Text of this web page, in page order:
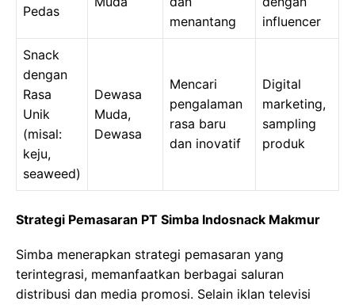
Pedas
menantang
influencer
Snack
dengan
Rasa
Unik
(misal:
keju,
seaweed)
Dewasa
Muda,
Dewasa
Mencari
pengalaman
rasa baru
dan inovatif
Digital
marketing,
sampling
produk
Strategi Pemasaran PT Simba Indosnack Makmur
Simba menerapkan strategi pemasaran yang
terintegrasi, memanfaatkan berbagai saluran
distribusi dan media promosi. Selain iklan televisi